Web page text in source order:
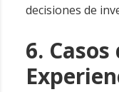
decisiones de
6.